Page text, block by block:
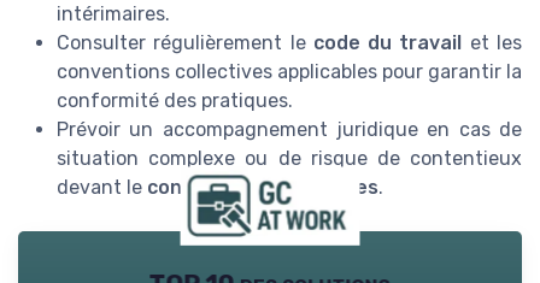
intérimaires.
Consulter régulièrement le code du travail et les
conventions collectives applicables pour garantir la
conformité des pratiques.
Prévoir un accompagnement juridique en cas de
situation complexe ou de risque de contentieux
devant le conseil de prud’hommes.